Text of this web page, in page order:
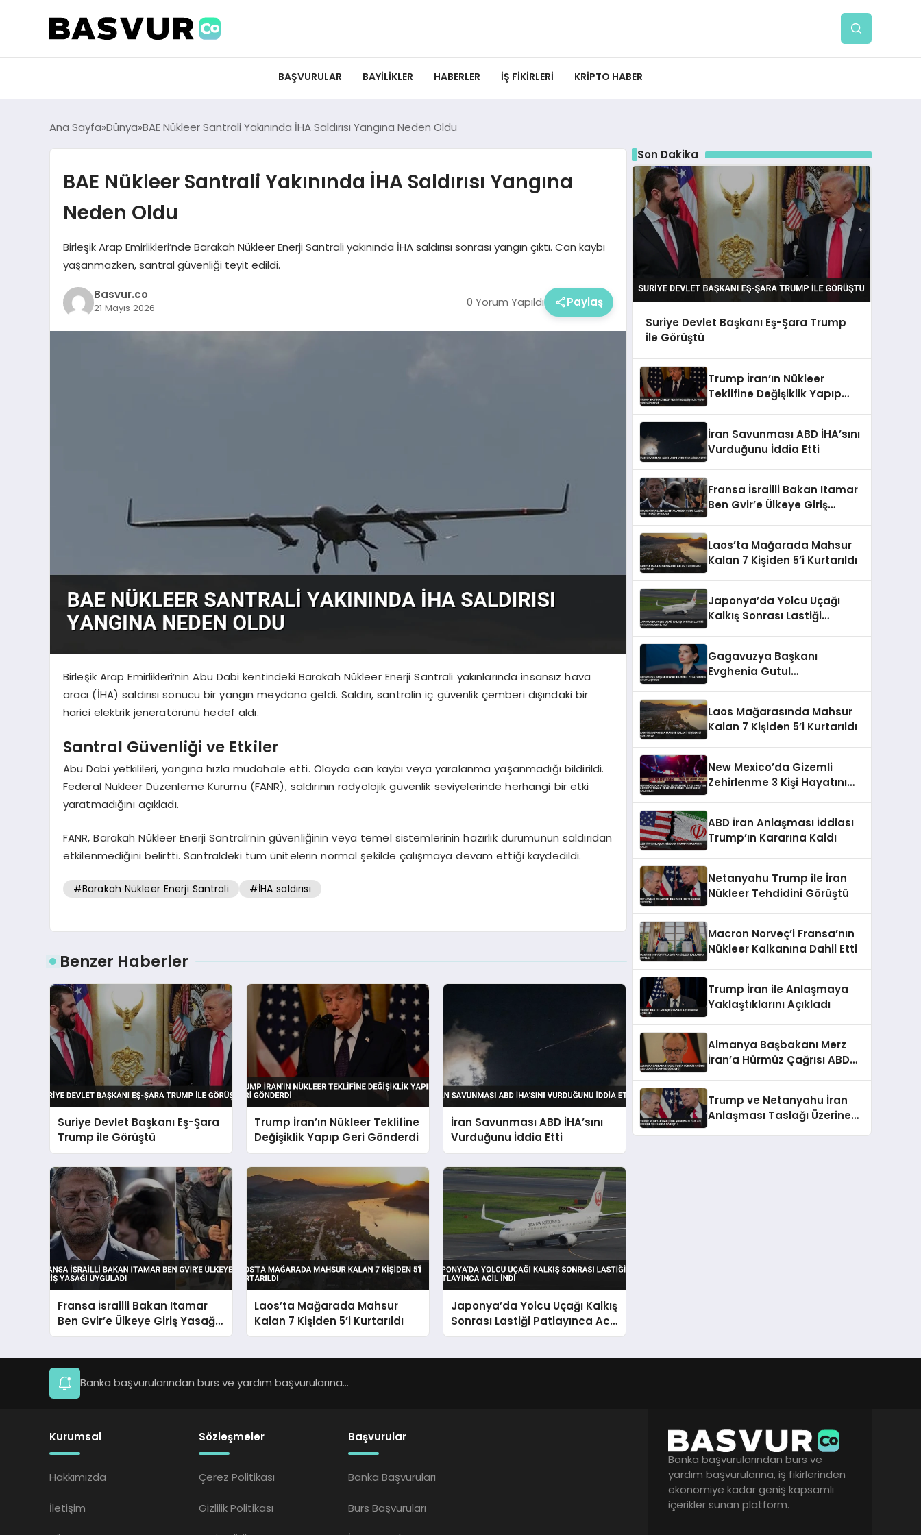
BAŞVURULAR BAYILIKLER HABERLER İŞ FIKIRLERI KRIPTO HABER
Ana Sayfa Dünya BAE Nükleer Santrali Yakınında İHA Saldırısı Yangına Neden Oldu
BAE Nükleer Santrali Yakınında İHA Saldırısı Yangına
Neden Oldu
Birleşik Arap Emirlikleri’nde Barakah Nükleer Enerji Santrali yakınında İHA saldırısı sonrası yangın çıktı. Can kaybı
yaşanmazken, santral güvenliği teyit edildi.
Basvur.co
21 Mayıs 2026 0 Yorum Yapıldı Paylaş
Birleşik Arap Emirlikleri’nin Abu Dabi kentindeki Barakah Nükleer Enerji Santrali yakınlarında insansız hava
aracı (İHA) saldırısı sonucu bir yangın meydana geldi. Saldırı, santralin iç güvenlik çemberi dışındaki bir
harici elektrik jeneratörünü hedef aldı.
Santral Güvenliği ve Etkiler
Abu Dabi yetkilileri, yangına hızla müdahale etti. Olayda can kaybı veya yaralanma yaşanmadığı bildirildi.
Federal Nükleer Düzenleme Kurumu (FANR), saldırının radyolojik güvenlik seviyelerinde herhangi bir etki
yaratmadığını açıkladı.
FANR, Barakah Nükleer Enerji Santrali’nin güvenliğinin veya temel sistemlerinin hazırlık durumunun saldırıdan
etkilenmediğini belirtti. Santraldeki tüm ünitelerin normal şekilde çalışmaya devam ettiği kaydedildi.
#Barakah Nükleer Enerji Santrali #İHA saldırısı
Benzer Haberler
Suriye Devlet Başkanı Eş-Şara
Trump ile Görüştü
Trump İran’ın Nükleer Teklifine
Değişiklik Yapıp Geri Gönderdi
İran Savunması ABD İHA’sını
Vurduğunu İddia Etti
Fransa İsrailli Bakan Itamar
Ben Gvir’e Ülkeye Giriş Yasağı
Uyguladı
Laos’ta Mağarada Mahsur
Kalan 7 Kişiden 5’i Kurtarıldı
Japonya’da Yolcu Uçağı Kalkış
Sonrası Lastiği Patlayınca Acil
İndi
Son Dakika
Suriye Devlet Başkanı Eş-Şara Trump
ile Görüştü
Trump İran’ın Nükleer
Teklifine Değişiklik Yapıp
İran Savunması ABD İHA’sını
Vurduğunu İddia Etti
Fransa İsrailli Bakan Itamar
Ben Gvir’e Ülkeye Giriş
Laos’ta Mağarada Mahsur
Kalan 7 Kişiden 5’i Kurtarıldı
Japonya’da Yolcu Uçağı
Kalkış Sonrası Lastiği
Gagavuzya Başkanı
Evghenia Gutul
Laos Mağarasında Mahsur
Kalan 7 Kişiden 5’i Kurtarıldı
New Mexico’da Gizemli
Zehirlenme 3 Kişi Hayatını
Kaldırıldı
ABD İran Anlaşması İddiası
Trump’ın Kararına Kaldı
Netanyahu Trump ile İran
Nükleer Tehdidini Görüştü
Macron Norveç’i Fransa’nın
Nükleer Kalkanına Dahil Etti
Trump İran ile Anlaşmaya
Yaklaştıklarını Açıkladı
Almanya Başbakanı Merz
İran’a Hürmüz Çağrısı ABD
Trump ve Netanyahu İran
Anlaşması Taslağı Üzerine
Banka başvurularından burs ve yardım başvurularına...
Kurumsal
Hakkımızda
İletişim
Sözleşmeler
Çerez Politikası
Gizlilik Politikası
Başvurular
Banka Başvuruları
Burs Başvuruları
Banka başvurularından burs ve
yardım başvurularına, iş fikirlerinden
ekonomiye kadar geniş kapsamlı
içerikler sunan platform.